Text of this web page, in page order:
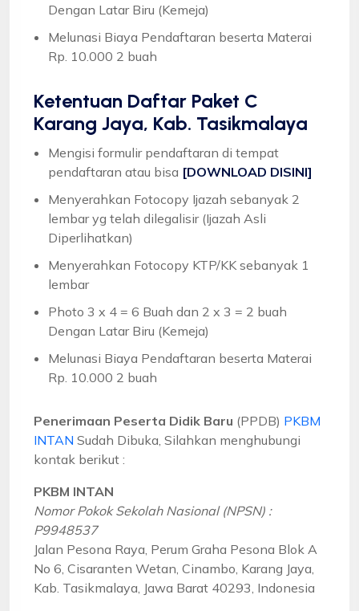
Dengan Latar Biru (Kemeja)
Melunasi Biaya Pendaftaran beserta Materai
Rp. 10.000 2 buah
Ketentuan Daftar Paket C
Karang Jaya, Kab. Tasikmalaya
Mengisi formulir pendaftaran di tempat
pendaftaran atau bisa [DOWNLOAD DISINI]
Menyerahkan Fotocopy Ijazah sebanyak 2
lembar yg telah dilegalisir (Ijazah Asli
Diperlihatkan)
Menyerahkan Fotocopy KTP/KK sebanyak 1
lembar
Photo 3 x 4 = 6 Buah dan 2 x 3 = 2 buah
Dengan Latar Biru (Kemeja)
Melunasi Biaya Pendaftaran beserta Materai
Rp. 10.000 2 buah
Penerimaan Peserta Didik Baru (PPDB) PKBM
INTAN Sudah Dibuka, Silahkan menghubungi
kontak berikut :
PKBM INTAN
Nomor Pokok Sekolah Nasional (NPSN) :
P9948537
Jalan Pesona Raya, Perum Graha Pesona Blok A
No 6, Cisaranten Wetan, Cinambo, Karang Jaya,
Kab. Tasikmalaya, Jawa Barat 40293, Indonesia